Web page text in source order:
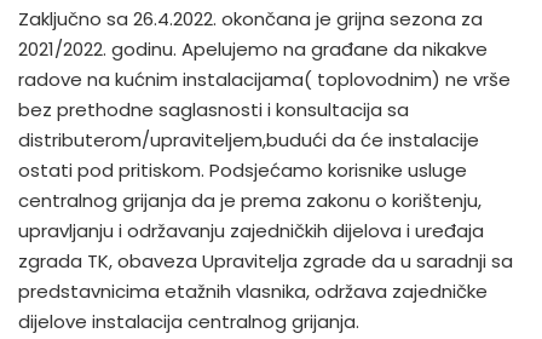
Zaključno sa 26.4.2022. okončana je grijna sezona za
2021/2022. godinu. Apelujemo na građane da nikakve
radove na kućnim instalacijama( toplovodnim) ne vrše
bez prethodne saglasnosti i konsultacija sa
distributerom/upraviteljem,budući da će instalacije
ostati pod pritiskom. Podsjećamo korisnike usluge
centralnog grijanja da je prema zakonu o korištenju,
upravljanju i održavanju zajedničkih dijelova i uređaja
zgrada TK, obaveza Upravitelja zgrade da u saradnji sa
predstavnicima etažnih vlasnika, održava zajedničke
dijelove instalacija centralnog grijanja.